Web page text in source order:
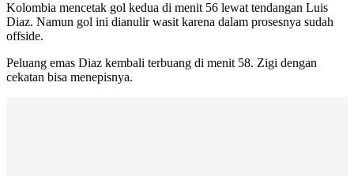
Kolombia mencetak gol kedua di menit 56 lewat tendangan Luis
Diaz. Namun gol ini dianulir wasit karena dalam prosesnya sudah
offside.
Peluang emas Diaz kembali terbuang di menit 58. Zigi dengan
cekatan bisa menepisnya.